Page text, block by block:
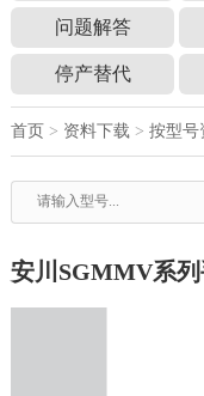
问题解答
停产替代
首页 > 资料下载 > 按型号
安川SGMMV系